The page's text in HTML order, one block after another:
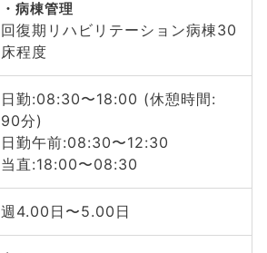
病棟管理
回復期リハビリテーション病棟30
床程度
日勤:08:30〜18:00 (休憩時間:
90分)
日勤午前:08:30〜12:30
当直:18:00〜08:30
週4.00日〜5.00日